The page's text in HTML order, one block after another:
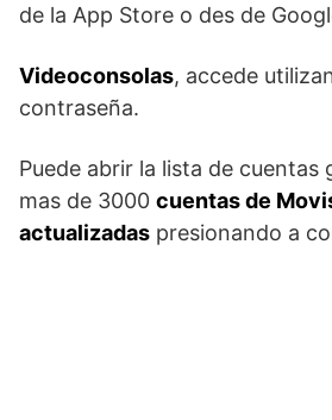
de la App Store o des de
Videoconsolas, accede
contraseña.
Puede abrir la lista de cuentas
mas de 3000 cuentas de
actualizadas presionando a